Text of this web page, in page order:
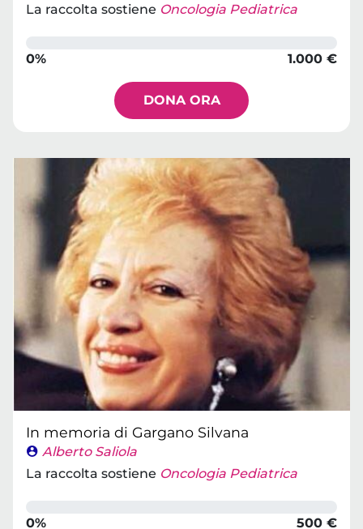
La raccolta sostiene Oncologia Pediatrica
0% 1.000 €
DONA ORA
In memoria di Gargano Silvana
Alberto Saliola
La raccolta sostiene Oncologia Pediatrica
0% 500 €